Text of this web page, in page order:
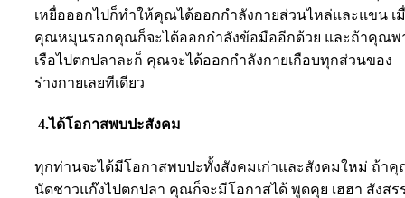
เหยื่อออกไปก็ทำให้คุณได้ออกกำลังกายส่วนไหล่และแขน เ
คุณหมุนรอกคุณก็จะได้ออกกำลังข้อมืออีกด้วย และถ้าคุณพ
เรือไปตกปลาละก็ คุณจะได้ออกกำลังกายเกือบทุกส่วนของ
ร่างกายเลยทีเดียว
4.ได้โอกาสพบปะสังคม
ทุกท่านจะได้มีโอกาสพบปะทั้งสังคมเก่าและสังคมใหม่ ถ้า
นัดชาวแก๊งไปตกปลา คุณก็จะมีโอกาสได้ พูดคุย เฮฮา สังสร